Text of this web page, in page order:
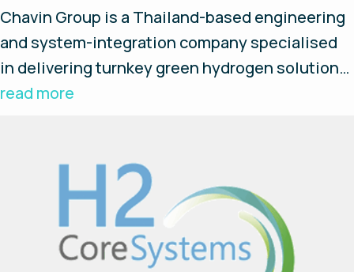
Chavin Group is a Thailand-based engineering
and system-integration company specialised
in delivering turnkey green hydrogen solutions.
They design, install, and develop complete
provides full value-chain integration, including
electrolysers, compressors, hydrogen storage,
fuel cell and energy management system.
read more